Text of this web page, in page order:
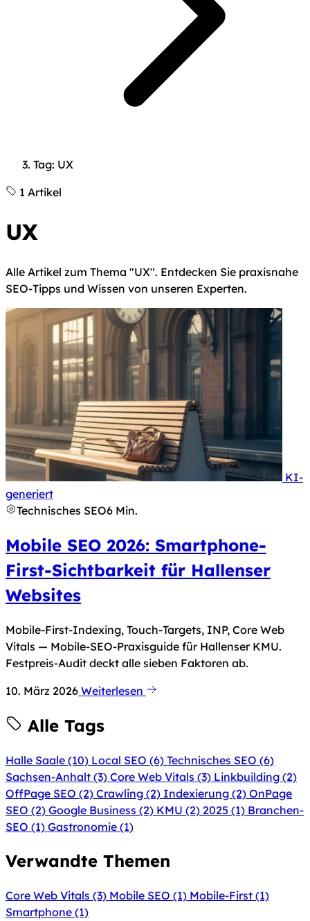
Tag: UX
1 Artikel
UX
Alle Artikel zum Thema "UX". Entdecken Sie praxisnahe
SEO-Tipps und Wissen von unseren Experten.
KI-
generiertHinweis nach Art. 50 KI-Verordnung: Dieses
Technisches SEO6 Min.
Mobile SEO 2026: Smartphone-
First-Sichtbarkeit für Hallenser
Websites
Mobile-First-Indexing, Touch-Targets, INP, Core Web
Vitals — Mobile-SEO-Praxisguide für Hallenser KMU.
Festpreis-Audit deckt alle sieben Faktoren ab.
10. März 2026 Weiterlesen
Alle Tags
Halle Saale (10) Local SEO (6) Technisches SEO (6)
Sachsen-Anhalt (3) Core Web Vitals (3) Linkbuilding (2)
OffPage SEO (2) Crawling (2) Indexierung (2) OnPage
SEO (2) Google Business (2) KMU (2) 2025 (1) Branchen-
SEO (1) Gastronomie (1)
Verwandte Themen
Core Web Vitals (3) Mobile SEO (1) Mobile-First (1)
Smartphone (1)